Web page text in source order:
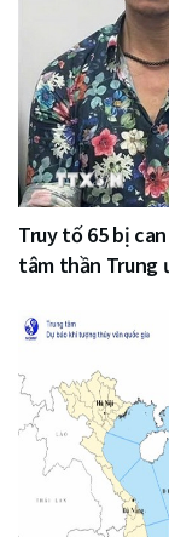
Truy tố 65 bị
tâm thần Trung